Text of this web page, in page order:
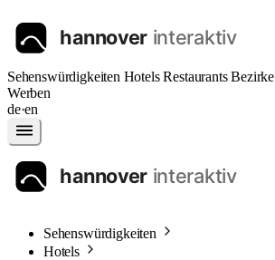
Sehenswürdigkeiten HotelsRestaurantsBezirke
Werben
de·en
Sehenswürdigkeiten
Hotels